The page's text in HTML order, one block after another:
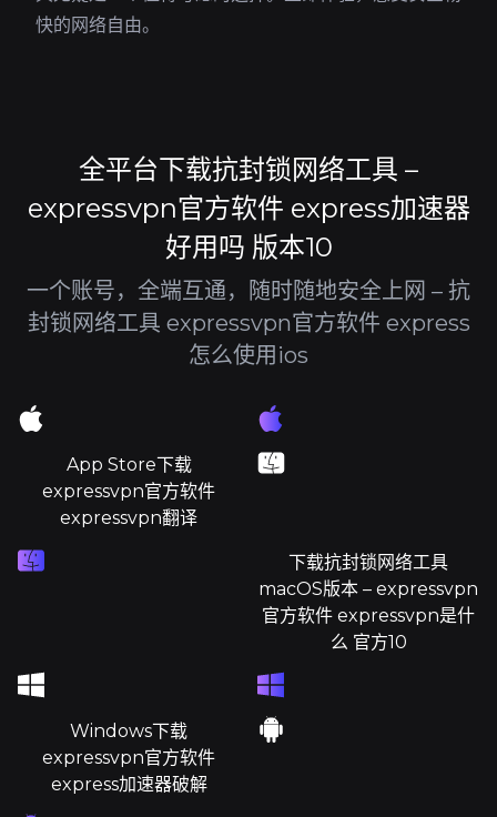
快的网络自由。
全平台下载抗封锁网络工具 –
expressvpn官方软件 express加速器
好用吗 版本10
一个账号，全端互通，随时随地安全上网 – 抗
封锁网络工具 expressvpn官方软件 express
怎么使用ios
App Store下载
expressvpn官方软件
expressvpn翻译
下载抗封锁网络工具
macOS版本 – expressvpn
官方软件 expressvpn是什
么 官方10
Windows下载
expressvpn官方软件
express加速器破解